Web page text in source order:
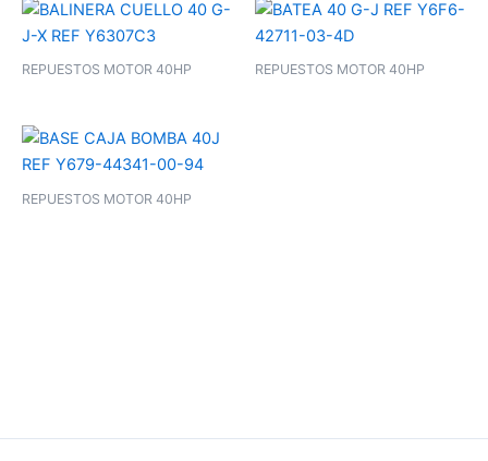
REPUESTOS MOTOR 40HP REPUESTOS MOTOR 40HP
REPUESTOS MOTOR 40HP